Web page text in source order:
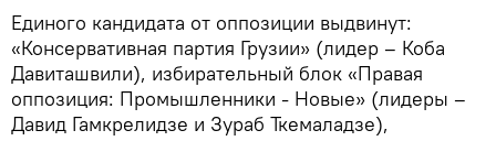
Единого кандидата от оппозиции выдвинут:
«Консервативная партия Грузии» (лидер – Коба
Давиташвили), избирательный блок «Правая
оппозиция: Промышленники - Новые» (лидеры –
Давид Гамкрелидзе и Зураб Ткемаладзе),